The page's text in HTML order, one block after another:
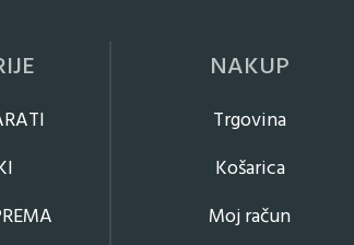
NAKUP
Trgovina
Košarica
Moj račun